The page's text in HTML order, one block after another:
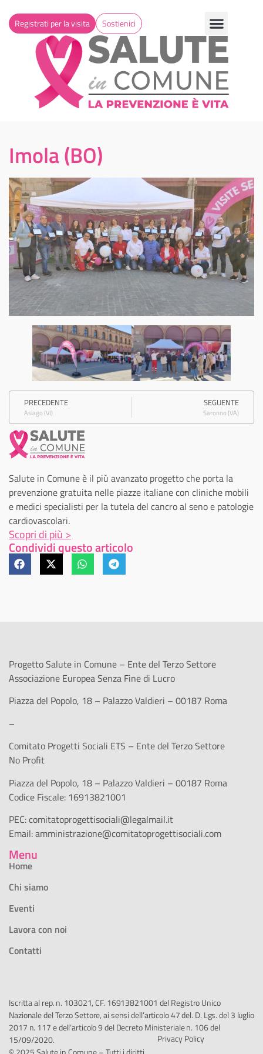
Registrati per la visita Sostienici
Imola (BO)
PRECEDENTE
Asiago (VI)
SEGUENTE
Saronno (VA)
Salute in Comune è il più avanzato progetto che porta la
prevenzione gratuita nelle piazze italiane con cliniche mobili
e medici specialisti per la tutela del cancro al seno e patologie
cardiovascolari.
Scopri di più >
Condividi questo articolo
Progetto Salute in Comune – Ente del Terzo Settore
Associazione Europea Senza Fine di Lucro
Piazza del Popolo, 18 – Palazzo Valdieri – 00187 Roma
–
Comitato Progetti Sociali ETS – Ente del Terzo Settore
No Profit
Piazza del Popolo, 18 – Palazzo Valdieri – 00187 Roma
Codice Fiscale: 16913821001
PEC:comitatoprogettisociali@legalmail.it
Email:amministrazione@comitatoprogettisociali.com
Menu
Home
Chi siamo
Eventi
Lavora con noi
Contatti
Iscritta al rep. n. 103021, CF. 16913821001 del Registro Unico
Nazionale del Terzo Settore, ai sensi dell’articolo 47 del. D. Lgs. del 3 luglio
2017 n. 117 e dell’articolo 9 del Decreto Ministeriale n. 106 del
15/09/2020.
Privacy Policy